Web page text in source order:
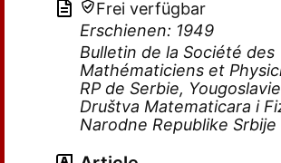
Frei verfügbar
Erschienen: 1949
Bulletin de la Société des
Mathématiciens et
RP de Serbie,
Društva Matematicara i
Narodne Republike Srbije